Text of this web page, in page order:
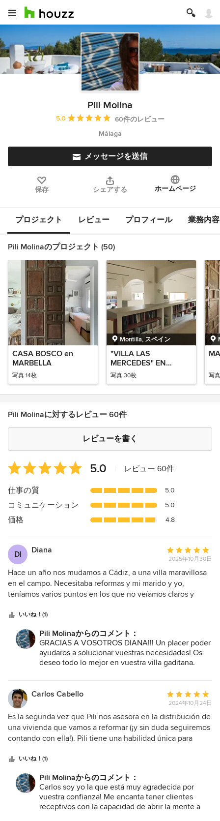
Pili Molina
平均評価：5つ星中 星5
5.0
60件のレビュー
Málaga
メッセージを送信
保存 シェアする ホームページ
プロジェクト レビュー プロフィール 業務内容
Pili Molinaのプロジェクト (50)
CASA BOSCO en
MARBELLA
写真 14枚
Montilla, スペイン
"VILLA LAS
MERCEDES" EN
CÓRDOBA
写真 30枚 写
Pili Molinaに対するレビュー 60件
レビューを書く
平
均
評
5
つ
星
5
5.0 レビュー 60件
仕事の質 5.0
コミュニケーション 5.0
価格 4.8
DI Diana
平
均
評
価：
5
5
2025年10月30日
Hace un año nos mudamos a Cádiz, a una villa maravillosa
en el campo. Necesitaba reformas y mi marido y yo,
teníamos varios puntos en los que no veíamos claros y
recurrir a los servicios de Pili Molina para poner claridad, ya
que la obra se aproximaba y todavía teníamos muchas
cuestiones sin definir. No creía posible que alguien
consiguiera darnos esa solución que nos alegrase a todos
sin más discusiones, pero Pili lo consiguió rápidamente.
profesionalidad y paciencia, nos fue explicando las
propuestas y todo el proceso paso a paso hasta quedarnos
súper convencidos y tranquilos. Gracias a su
asesoramiento, hemos hecho correcciones que habrían
sido un dolor de cabeza si no se hubiesen resuelto a
tiempo. Nos ha mejorado las zonas de paso, hemos ganado
acoplar muchos de nuestros muebles, con un
la vida más fácil en casa. En definitiva, un proyecto llevado
a cabo con ilusión y sin angustias ni temores a errar por
malas decisiones o falta de visión. Sin duda, por su buen
gusto, su buen criterio, la cercanía, y la claridad con lo que
いいね！(1)
Pili Molinaからのコメント：
GRACIAS A VOSOTROS DIANA!!! Un placer poder
ayudaros a solucionar vuestras necesidades! Os
deseo todo lo mejor en vuestra villa gaditana.
Carlos Cabello
平
均
評
価：
5
5
2024年10月24日
Es la segunda vez que Pili nos asesora en la distribución de
una vivienda que vamos a reformar (¡y sin duda seguiremos
contando con ella!). Pili tiene una habilidad única para
soluciones creativas e ingeniosas a problemas que en
principio parecían irresolubles. Su ayuda ha conseguido
transformar lo que podría ser un proceso tedioso y
frustrante, como es una obra, en algo ilusionante, haciendo
que el resultado sea un proyecto espectacular. ¡Muchas
いいね！(1)
Pili Molinaからのコメント：
Carlos soy yo la que está muy agradecida por
vuestra confianza! Me encanta tener clientes
receptivos con la capacidad de abrir la mente a